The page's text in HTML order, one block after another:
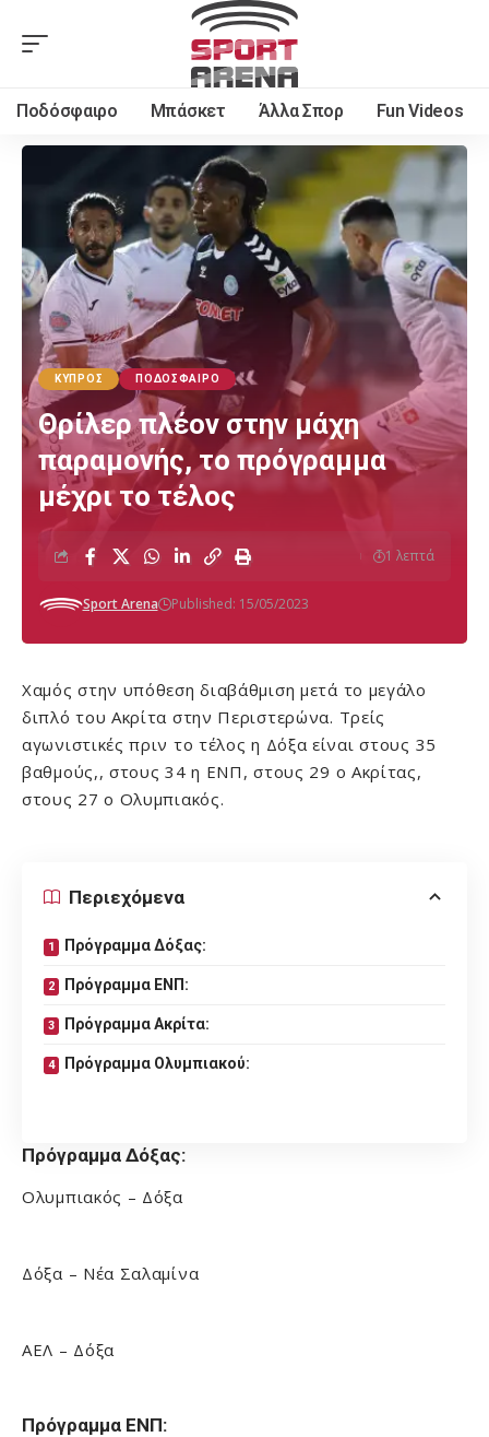
Ποδόσφαιρο Μπάσκετ Άλλα Σπορ Fun Videos
ΚΎΠΡΟΣ ΠΟΔΌΣΦΑΙΡΟ
Θρίλερ πλέον στην μάχη
παραμονής, το πρόγραμμα
μέχρι το τέλος
Sport Arena Published: 15/05/2023
1 λεπτά
Χαμός στην υπόθεση διαβάθμιση μετά το μεγάλο
διπλό του Ακρίτα στην Περιστερώνα. Τρείς
αγωνιστικές πριν το τέλος η Δόξα είναι στους 35
βαθμούς,, στους 34 η ΕΝΠ, στους 29 ο Ακρίτας,
στους 27 ο Ολυμπιακός.
Περιεχόμενα
Πρόγραμμα Δόξας:
Πρόγραμμα ΕΝΠ:
Πρόγραμμα Ακρίτα:
Πρόγραμμα Ολυμπιακού:
Πρόγραμμα Δόξας:
Ολυμπιακός – Δόξα
Δόξα – Νέα Σαλαμίνα
ΑΕΛ – Δόξα
Πρόγραμμα ΕΝΠ: